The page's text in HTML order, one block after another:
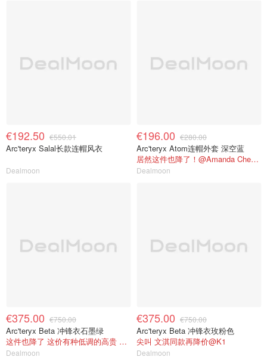
€192.50 €550.01
Arc'teryx Salal长款连帽风衣
Dealmoon
€196.00 €280.00
Arc'teryx Atom连帽外套 深空蓝
居然这件也降了！@Amanda Chen买手店
Dealmoon
€375.00 €750.00
Arc'teryx Beta 冲锋衣石墨绿
这件也降了 这价有种低调的高贵 @是87
Dealmoon
€375.00 €750.00
Arc'teryx Beta 冲锋衣玫粉色
尖叫 文淇同款再降价@K1
Dealmoon